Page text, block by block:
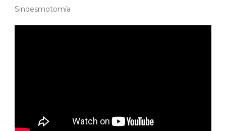
Sindesmotomía